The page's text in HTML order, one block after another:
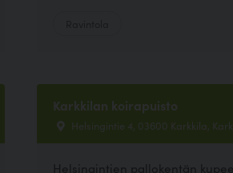
Karkkilan koirapuisto
Helsingintie 4, 03600 Karkkila,
Helsingintien pallokentän